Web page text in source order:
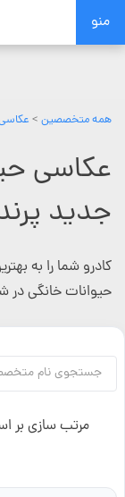
Skip
منو
همه متخصصین >
عکاسی
جدید
کادرو شما را به
حیوانات خانگی در
مرتب سازی بر